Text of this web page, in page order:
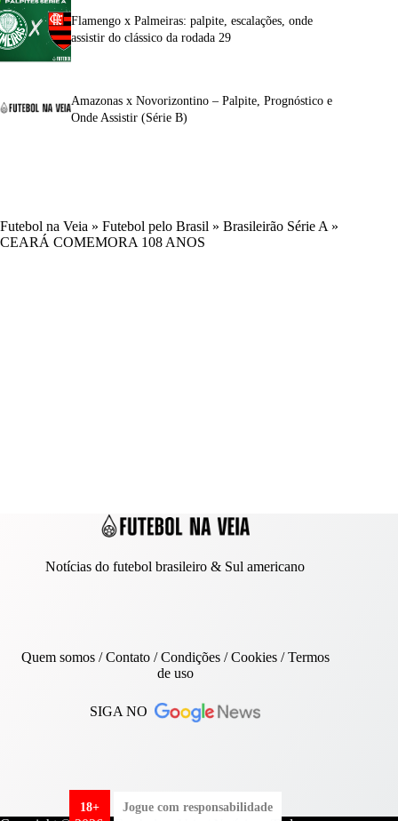
Flamengo x Palmeiras: palpite, escalações, onde
assistir do clássico da rodada 29
Amazonas x Novorizontino – Palpite, Prognóstico e
Onde Assistir (Série B)
Futebol na Veia » Futebol pelo Brasil » Brasileirão Série A »
CEARÁ COMEMORA 108 ANOS
Notícias do futebol brasileiro & Sul americano
Quem somos/Contato/ Condições /Cookies/Termos
de uso
SIGA NO
18+ Jogue com responsabilidade